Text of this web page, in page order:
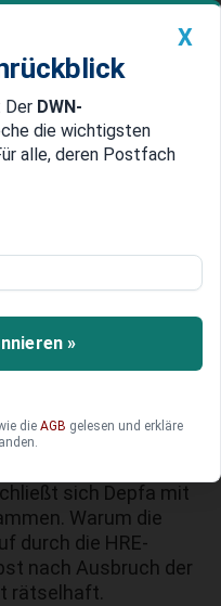
Geldanlage Premium
China
geschlafen:
Irland-
seinen Lauf in
zu können.
die Bank im
sich Depfa mit
Warum die
durch die HRE-
nach Ausbruch der
rätselhaft.
X
Der DWN-
die wichtigsten
alle, deren Postfach
»
die AGB gelesen und erkläre